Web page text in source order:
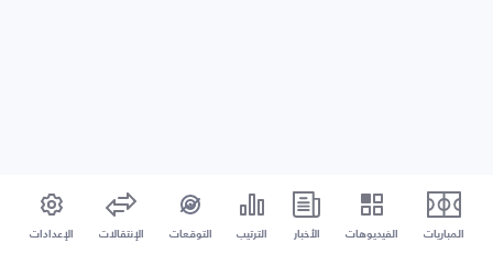
المباريات الفيديوهات الأخبار الترتيب التوقعات الإنتقالات الإعدادات